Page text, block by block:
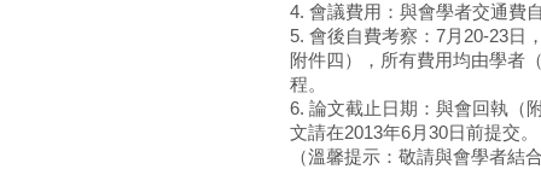
4. 會議費用：與會學者交通費
5. 會後自費考察：7月20-23
附件四），所有費用均由學者
程。
6. 論文截止日期：與會回執（
文請在2013年6月30日前提交。
（溫馨提示：敬請與會學者結